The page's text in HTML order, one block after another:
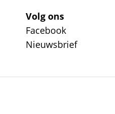
Volg ons
Facebook
Nieuwsbrief